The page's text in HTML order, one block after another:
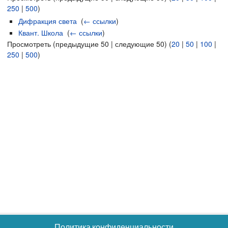
250 | 500)
Дифракция света (← ссылки)
Квант. Школа (← ссылки)
Просмотреть (предыдущие 50 | следующие 50) (20 | 50 | 100 |
250 | 500)